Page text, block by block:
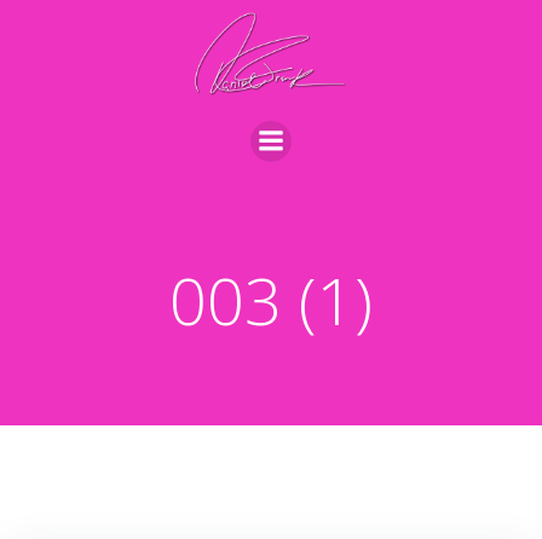
til
indhold
003 (1)